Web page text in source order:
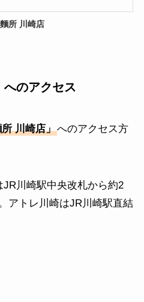
所 川崎店
へのアクセス
川崎店」へのアクセス方
JR川崎駅中央改札から約2
アトレ川崎はJR川崎駅直結